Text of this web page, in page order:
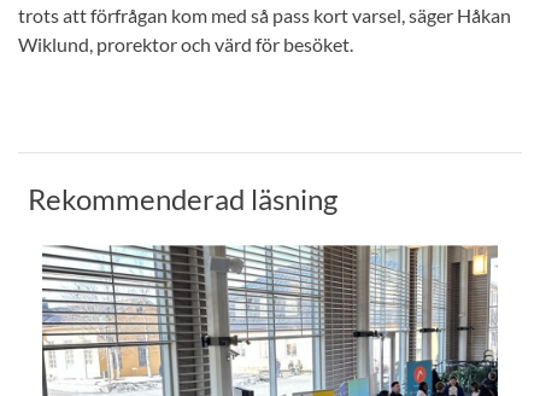
trots att förfrågan kom med så pass kort varsel, säger Håkan
Wiklund, prorektor och värd för besöket.
Rekommenderad läsning